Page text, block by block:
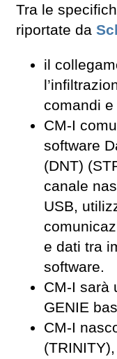
Tra le
riportate da
il
comandi e
CM-I
software
(DNT)
canale
USB,
e dati tra
software.
CM-I sarà
GENIE
CM-I